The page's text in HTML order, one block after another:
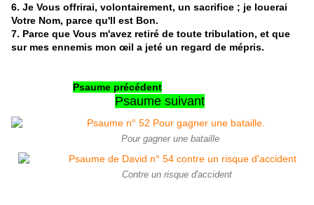
6. Je Vous offrirai, volontairement, un sacrifice ; je louerai
Votre Nom, parce qu'Il est Bon.
7. Parce que Vous m'avez retiré de toute tribulation, et que
sur mes ennemis mon œil a jeté un regard de mépris.
Psaume précédent
Psaume suivant
Pour gagner une bataille
Contre un risque d'accident